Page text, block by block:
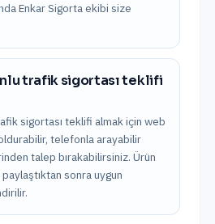
Enkar Sigorta ekibi size
trafik sigortası teklifi
sigortası teklifi almak için web
telefonla arayabilir
talep bırakabilirsiniz. Ürün
sonra uygun